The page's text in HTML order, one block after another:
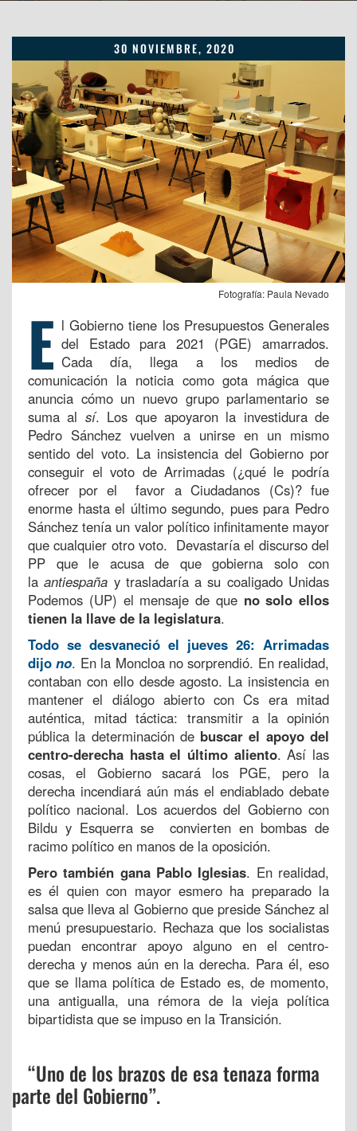
30 NOVIEMBRE, 2020
Fotografía: Paula Nevado
E l Gobierno tiene los Presupuestos Generales
del Estado para 2021 (PGE) amarrados.
Cada día, llega a los medios de
comunicación la noticia como gota mágica que
anuncia cómo un nuevo grupo parlamentario se
suma al sí. Los que apoyaron la investidura de
Pedro Sánchez vuelven a unirse en un mismo
sentido del voto. La insistencia del Gobierno por
conseguir el voto de Arrimadas (¿qué le podría
ofrecer por el favor a Ciudadanos (Cs)? fue
enorme hasta el último segundo, pues para Pedro
Sánchez tenía un valor político infinitamente mayor
que cualquier otro voto. Devastaría el discurso del
PP que le acusa de que gobierna solo con
laantiespaña y trasladaría a su coaligado Unidas
Podemos (UP) el mensaje de que no solo ellos
tienen la llave de la legislatura.
Todo se desvaneció el jueves 26: Arrimadas
dijono. En la Moncloa no sorprendió. En realidad,
contaban con ello desde agosto. La insistencia en
mantener el diálogo abierto con Cs era mitad
auténtica, mitad táctica: transmitir a la opinión
pública la determinación de buscar el apoyo del
centro-derecha hasta el último aliento. Así las
cosas, el Gobierno sacará los PGE, pero la
derecha incendiará aún más el endiablado debate
político nacional. Los acuerdos del Gobierno con
Bildu y Esquerra se convierten en bombas de
racimo político en manos de la oposición.
Pero también gana Pablo Iglesias. En realidad,
es él quien con mayor esmero ha preparado la
salsa que lleva al Gobierno que preside Sánchez al
menú presupuestario. Rechaza que los socialistas
puedan encontrar apoyo alguno en el centro-
derecha y menos aún en la derecha. Para él, eso
que se llama política de Estado es, de momento,
una antigualla, una rémora de la vieja política
bipartidista que se impuso en la Transición.
“Uno de los brazos de esa tenaza forma
parte del Gobierno”.